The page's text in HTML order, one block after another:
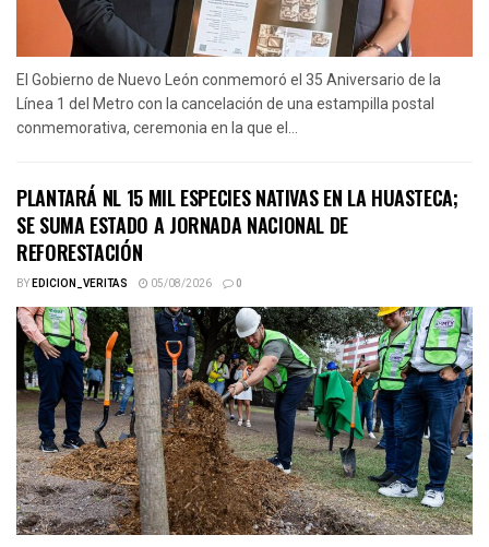
El Gobierno de Nuevo León conmemoró el 35 Aniversario de la
Línea 1 del Metro con la cancelación de una estampilla postal
conmemorativa, ceremonia en la que el...
PLANTARÁ NL 15 MIL ESPECIES NATIVAS EN LA HUASTECA;
SE SUMA ESTADO A JORNADA NACIONAL DE
REFORESTACIÓN
BYEDICION_VERITAS 05/08/2026 0